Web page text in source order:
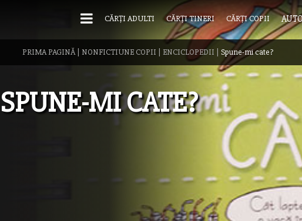
CĂRȚI ADULTI CĂRȚI TINERI CĂRȚI COPII
PRIMA PAGINĂ| NONFICTIUNE COPII ENCICLOPEDII Spune-mi cate?
SPUNE-MI CATE?